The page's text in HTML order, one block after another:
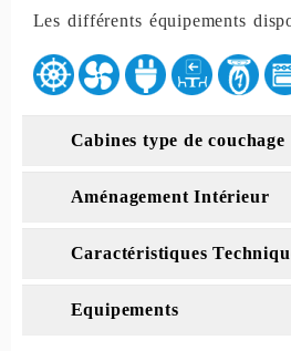
Les différents équipements
Cabines type de couchage
Aménagement Intérieur
Caractéristiques
Equipements